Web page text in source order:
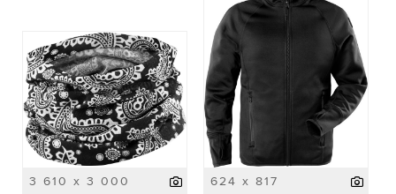
3 610 x 3 000 624 x 817